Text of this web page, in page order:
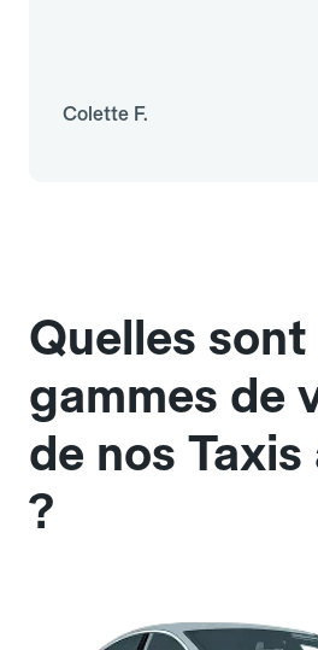
Colette F.
Quelles sont
gammes de
de nos
?